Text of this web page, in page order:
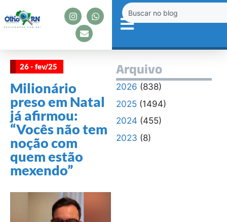
26 - fev/25
Milionário
preso em Natal
já afirmou:
“Vocês não tem
noção com
quem estão
mexendo”
Arquivo
2026 (838)
2025(1494)
2024 (455)
2023 (8)